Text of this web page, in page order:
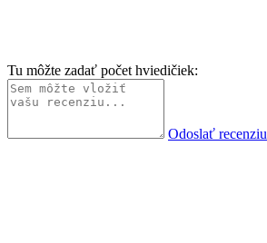
Tu môžte zadať počet hviedičiek:
Odoslať recenziu